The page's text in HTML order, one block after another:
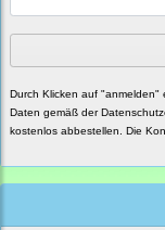
Durch Klicken auf "anmelden"
Daten gemäß der
kostenlos abbestellen. Die